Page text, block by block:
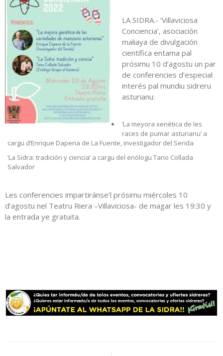
LA SIDRA.- ‘Villaviciosa
Conciencia’, asociación
maliaya de divulgación
científica entama pal
prósimu 10 d’agostu un par
de conferencies d’especial
interés pal mundiu sidreru
asturianu:
‘La meyora xenética de les
races de pumar asturianu’ a
cargu d’Enrique Dapena de La Fuente, investigador del Serida
‘La Sidra: tradición y ciencia’ a cargu del enólogu Tano Collada
Salvador
Les conferencies impartiránse’l prósimu miércoles 10
d’agostu nel Teatru Riera –Villaviciosa- de magar les 19:30 y
la entrada ye gratuita.